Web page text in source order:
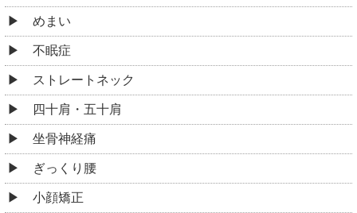
めまい
不眠症
ストレートネック
四十肩・五十肩
坐骨神経痛
ぎっくり腰
小顔矯正